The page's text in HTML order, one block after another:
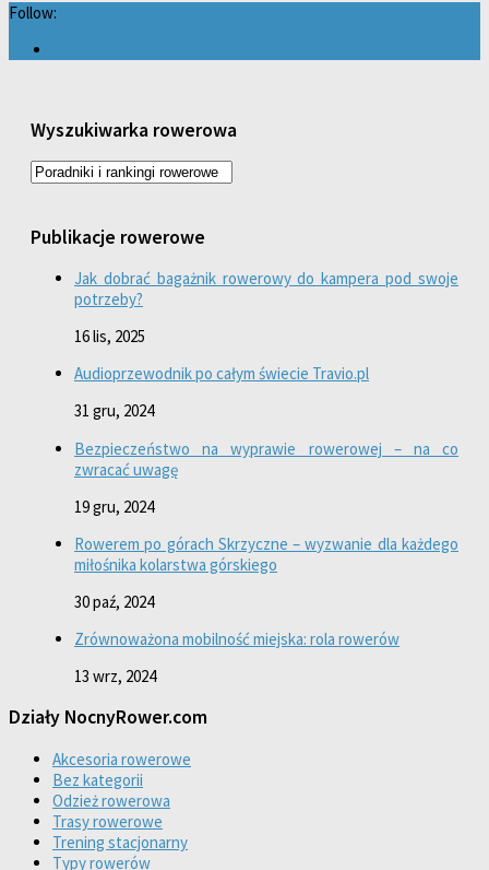
Follow:
Wyszukiwarka rowerowa
Publikacje rowerowe
Jak dobrać bagażnik rowerowy do kampera pod swoje
potrzeby?
16 lis, 2025
Audioprzewodnik po całym świecie Travio.pl
31 gru, 2024
Bezpieczeństwo na wyprawie rowerowej – na co
zwracać uwagę
19 gru, 2024
Rowerem po górach Skrzyczne – wyzwanie dla każdego
miłośnika kolarstwa górskiego
30 paź, 2024
Zrównoważona mobilność miejska: rola rowerów
13 wrz, 2024
Działy NocnyRower.com
Akcesoria rowerowe
Bez kategorii
Odzież rowerowa
Trasy rowerowe
Trening stacjonarny
Typy rowerów